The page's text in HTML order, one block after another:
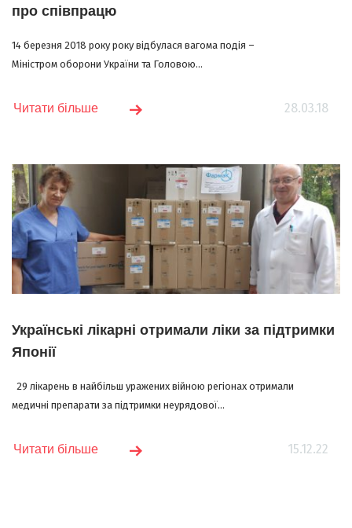
про співпрацю
14 березня 2018 року року відбулася вагома подія –
Міністром оборони України та Головою...
28.03.18
Читати більше
Українські лікарні отримали ліки за підтримки
Японії
29 лікарень в найбільш уражених війною регіонах отримали
медичні препарати за підтримки неурядової...
15.12.22
Читати більше